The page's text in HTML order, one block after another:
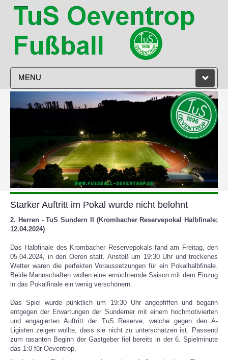
MENU
DAMEN
JUGEND
TRAINING
SPIELPLAN
SPORTHEIM
Starker Auftritt im Pokal wurde nicht belohnt
2. Herren - TuS Sundern II (Krombacher Reservepokal Halbfinale;
12.04.2024)
Das Halbfinale des Krombacher Reservepokals fand am Freitag, den
05.04.2024, in den Oeren statt. Anstoß um 19:30 Uhr und trockenes
Wetter waren die perfekten Voraussetzungen für ein Pokalhalbfinale.
Beide Mannschaften wollen eine ernüchternde Saison mit dem Einzug
in das Pokalfinale ein wenig verschönern.
Das Spiel wurde pünktlichum 19:30 Uhrangepfiffen und begann
entgegen der Erwartungen der Sunderner mit einem hochmotivierten
und engagierten Auftritt der TuS Reserve, welche gegen den A-
Ligisten zeigen wollte, dass sie nicht zu unterschätzen ist. Passend
zum rasanten Beginn der Gastgeber fiel bereits in der 6. Spielminute
das 1:0 für Oeventrop.